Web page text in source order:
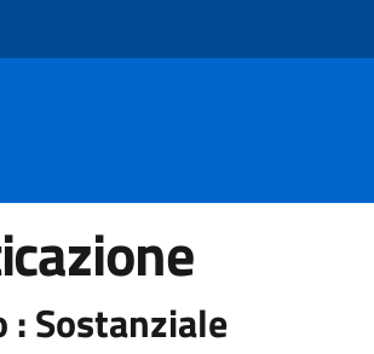
Sostanziale